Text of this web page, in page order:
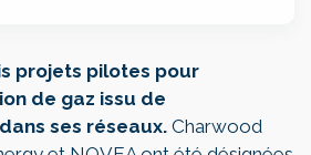
projets pilotes pour
de gaz issu de
ses réseaux. Charwood